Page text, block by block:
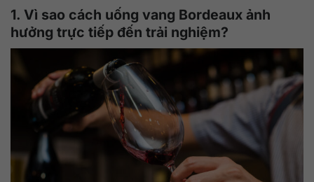
1. Vì sao cách uống vang Bordeaux ảnh
hưởng trực tiếp đến trải nghiệm?